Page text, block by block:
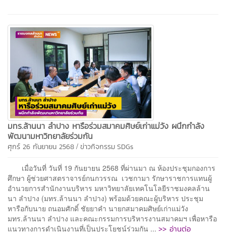
มทร.ล้านนา ลำปาง หารือร่วมสมาคมศิษย์เก่าแม่วัง ผนึกกำลัง
พัฒนามหาวิทยาลัยร่วมกัน
ศุกร์ 26 กันยายน 2568 / ข่าวกิจกรรมSDGs
เมื่อวันที่ วันที่ 19 กันยายน 2568 ที่ผ่านมา ณ ห้องประชุมกองการ
ศึกษา ผู้ช่วยศาสตราจารย์กนกวรรณ เวชกามา รักษาราชการแทนผู้
อำนวยการสำนักงานบริหาร มหาวิทยาลัยเทคโนโลยีราชมงคลล้าน
นา ลำปาง (มทร.ล้านนา ลำปาง) พร้อมด้วยคณะผู้บริหาร ประชุม
หารือกับนาย ถนอมศักดิ์ ชัยยาคำ นายกสมาคมศิษย์เก่าแม่วัง
มทร.ล้านนา ลำปาง และคณะกรรมการบริหารงานสมาคมฯ เพื่อหารือ
แนวทางการดำเนินงานที่เป็นประโยชน์ร่วมกัน ... >> อ่านต่อ